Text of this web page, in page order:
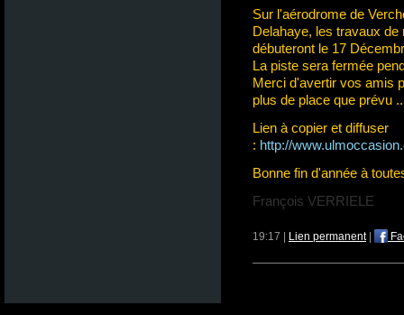
Sur l'aérodrome de
Delahaye, les travaux
débuteront le 17
La piste sera fermée
Merci d'avertir vos amis
plus de place que prévu
Lien à copier et diffuser
: http://
Bonne fin d'année à
François VERRIELE
19:17 | Lien permanent|